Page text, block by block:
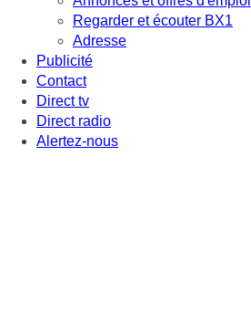
Regarder et écouter BX1
Adresse
Publicité
Contact
Direct tv
Direct radio
Alertez-nous